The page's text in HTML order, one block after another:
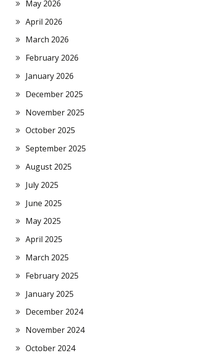
May 2026
April 2026
March 2026
February 2026
January 2026
December 2025
November 2025
October 2025
September 2025
August 2025
July 2025
June 2025
May 2025
April 2025
March 2025
February 2025
January 2025
December 2024
November 2024
October 2024